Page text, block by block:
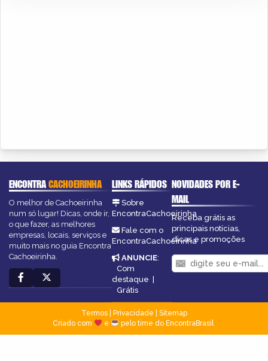
ENCONTRACACHOEIRINHA
O melhor de Cachoeirinha
num só lugar! Dicas, onde ir,
o que fazer, as melhores
empresas, locais, serviços e
muito mais no guia Encontra
Cachoeirinha.
LINKS RÁPIDOS
Sobre
EncontraCachoeirinha
Fale com o
EncontraCachoeirinha
ANUNCIE:
Com
destaque |
Grátis
NOVIDADES POR E-
MAIL
Receba grátis as
principais notícias,
dicas e promoções
Termos| Privacidade
Sitemap
Criado com
e pelo time do EncontraBrasil